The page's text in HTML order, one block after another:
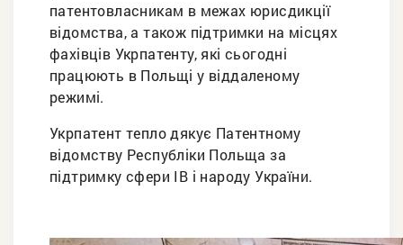
патентовласникам в межах юрисдикції
відомства, а також підтримки на місцях
фахівців Укрпатенту, які сьогодні
працюють в Польщі у віддаленому
режимі.
Укрпатент тепло дякує Патентному
відомству Республіки Польща за
підтримку сфери ІВ і народу України.